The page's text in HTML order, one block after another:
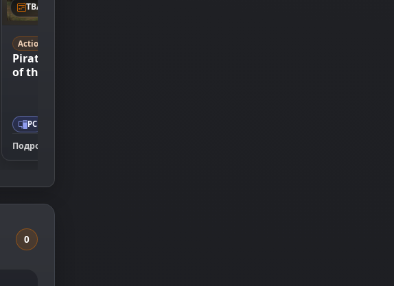
TBA
Action
Pirates of the Caribbean: Armada
of the Damned
PC
Подробнее
0